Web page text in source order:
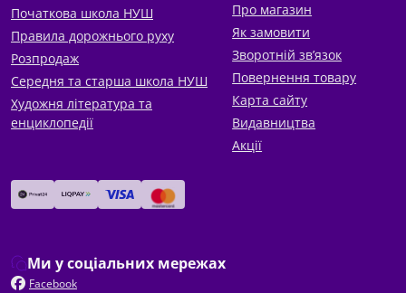
Початкова школа НУШ
Правила дорожнього руху
Розпродаж
Середня та старша школа НУШ
Художня література та
енциклопедії
Про магазин
Як замовити
Зворотній зв’язок
Повернення товару
Карта сайту
Видавництва
Акції
Ми у соціальних мережах
Facebook